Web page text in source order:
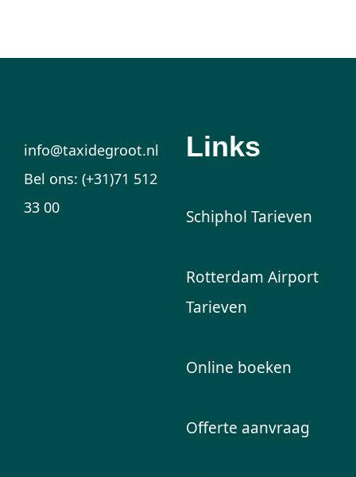
info@taxidegroot.nl
Bel ons: (+31)71 512
33 00
Links
Schiphol Tarieven
Rotterdam Airport
Tarieven
Online boeken
Offerte aanvraag